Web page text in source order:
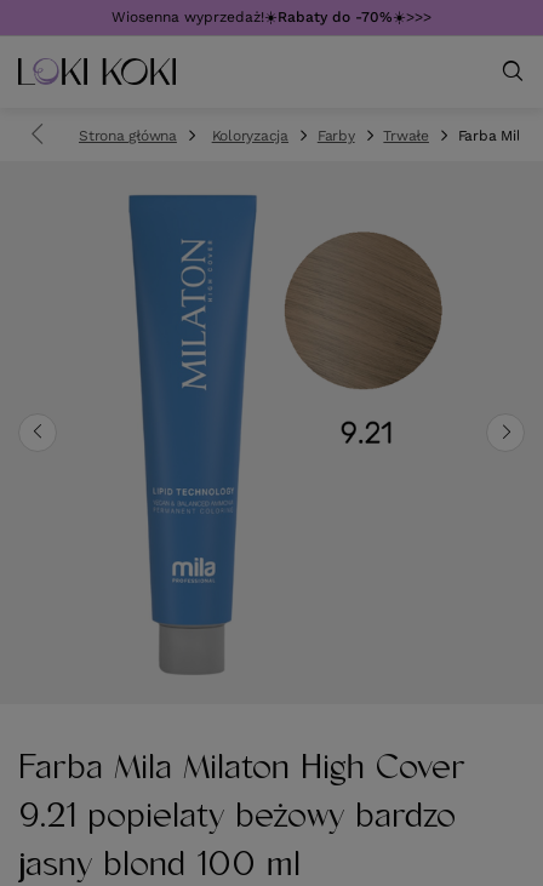
Wiosenna wyprzedaż!☀️Rabaty do -70%☀️>>>
Strona główna Koloryzacja Farby Trwałe Farba Mila
Farba Mila Milaton High Cover
9.21 popielaty beżowy bardzo
jasny blond 100 ml